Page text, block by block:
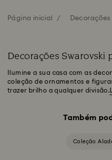
Página inicial Decorações
Decorações Swarovski
Ilumine a sua casa com as
coleção de ornamentos e
trazer brilho a qualquer divisão.
Também
Coleção